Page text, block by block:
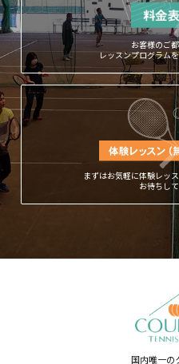
お客様のご
レッスンプログラム
まずはお気軽に体験レッ
お待ちし
国内唯一の